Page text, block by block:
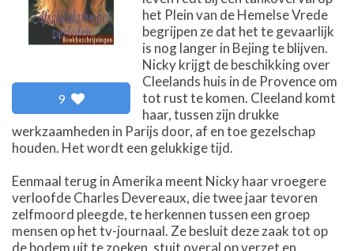
9
het Plein van de Hemelse Vrede
begrijpen ze dat het te gevaarlijk
is nog langer in Bejing te blijven.
Nicky krijgt de beschikking over
Cleelands huis in de Provence om
tot rust te komen. Cleeland komt
haar, tussen zijn drukke
werkzaamheden in Parijs door, af en toe gezelschap
houden. Het wordt een gelukkige tijd.
Eenmaal terug in Amerika meent Nicky haar vroegere
verloofde Charles Devereaux, die twee jaar tevoren
zelfmoord pleegde, te herkennen tussen een groep
mensen op het tv-journaal. Ze besluit deze zaak tot op
de bodem uit te zoeken, stuit overal op verzet en